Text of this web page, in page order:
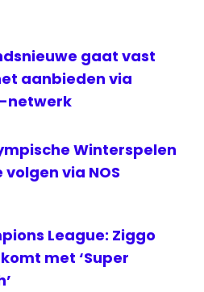
gaat vast
aanbieden via
netwerk
Winterspelen
volgen via NOS
League: Ziggo
met ‘Super